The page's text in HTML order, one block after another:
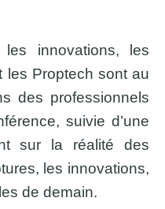
innovations, les
les Proptech sont au
des professionnels
suivie d’une
sur la réalité des
les innovations,
de demain.